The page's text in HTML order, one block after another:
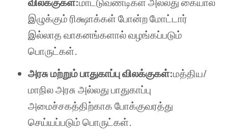
இழுக்கும் ரிக்ஷாக்கள் போன்ற மோட்டார்
இல்லாத வாகனங்களால் வழங்கப்படும்
பொருட்கள்.
அரசு மற்றும் பாதுகாப்பு விலக்குகள்:மத்திய/
மாநில அரசு அல்லது பாதுகாப்பு
அமைச்சகத்திற்காக போக்குவரத்து
செய்யப்படும் பொருட்கள்.